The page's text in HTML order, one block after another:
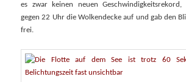
es zwar keinen neuen
gegen 22 Uhr die Wolkendecke auf und gab den
frei.